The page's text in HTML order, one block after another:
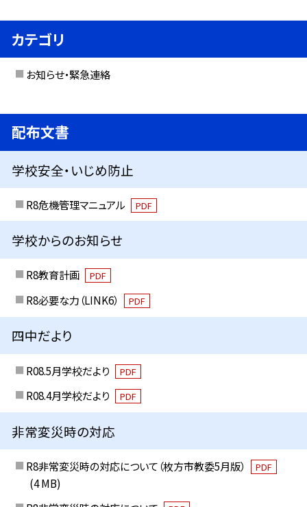
カテゴリ
お知らせ・緊急連絡
配布文書
学校安全・いじめ防止
R8危機管理マニュアル PDF
学校からのお知らせ
R8教育計画 PDF
R8必要な力（LINK6） PDF
四中だより
R08.5月学校だより PDF
R08.4月学校だより PDF
非常変災時の対応
R8非常変災時の対応について（枚方市教委5月版） PDF
(4 MB)